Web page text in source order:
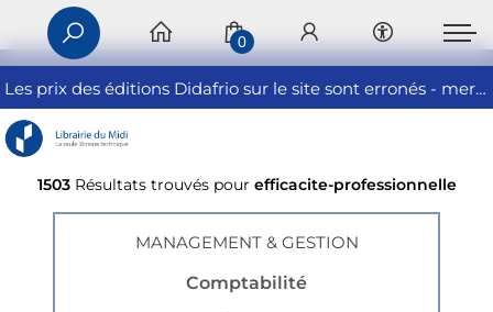
Les prix des éditions Didafrio sur le site sont erronés - merci de nous contacter
0
1503 Résultats trouvés pour efficacite-professionnelle
MANAGEMENT & GESTION
Comptabilité